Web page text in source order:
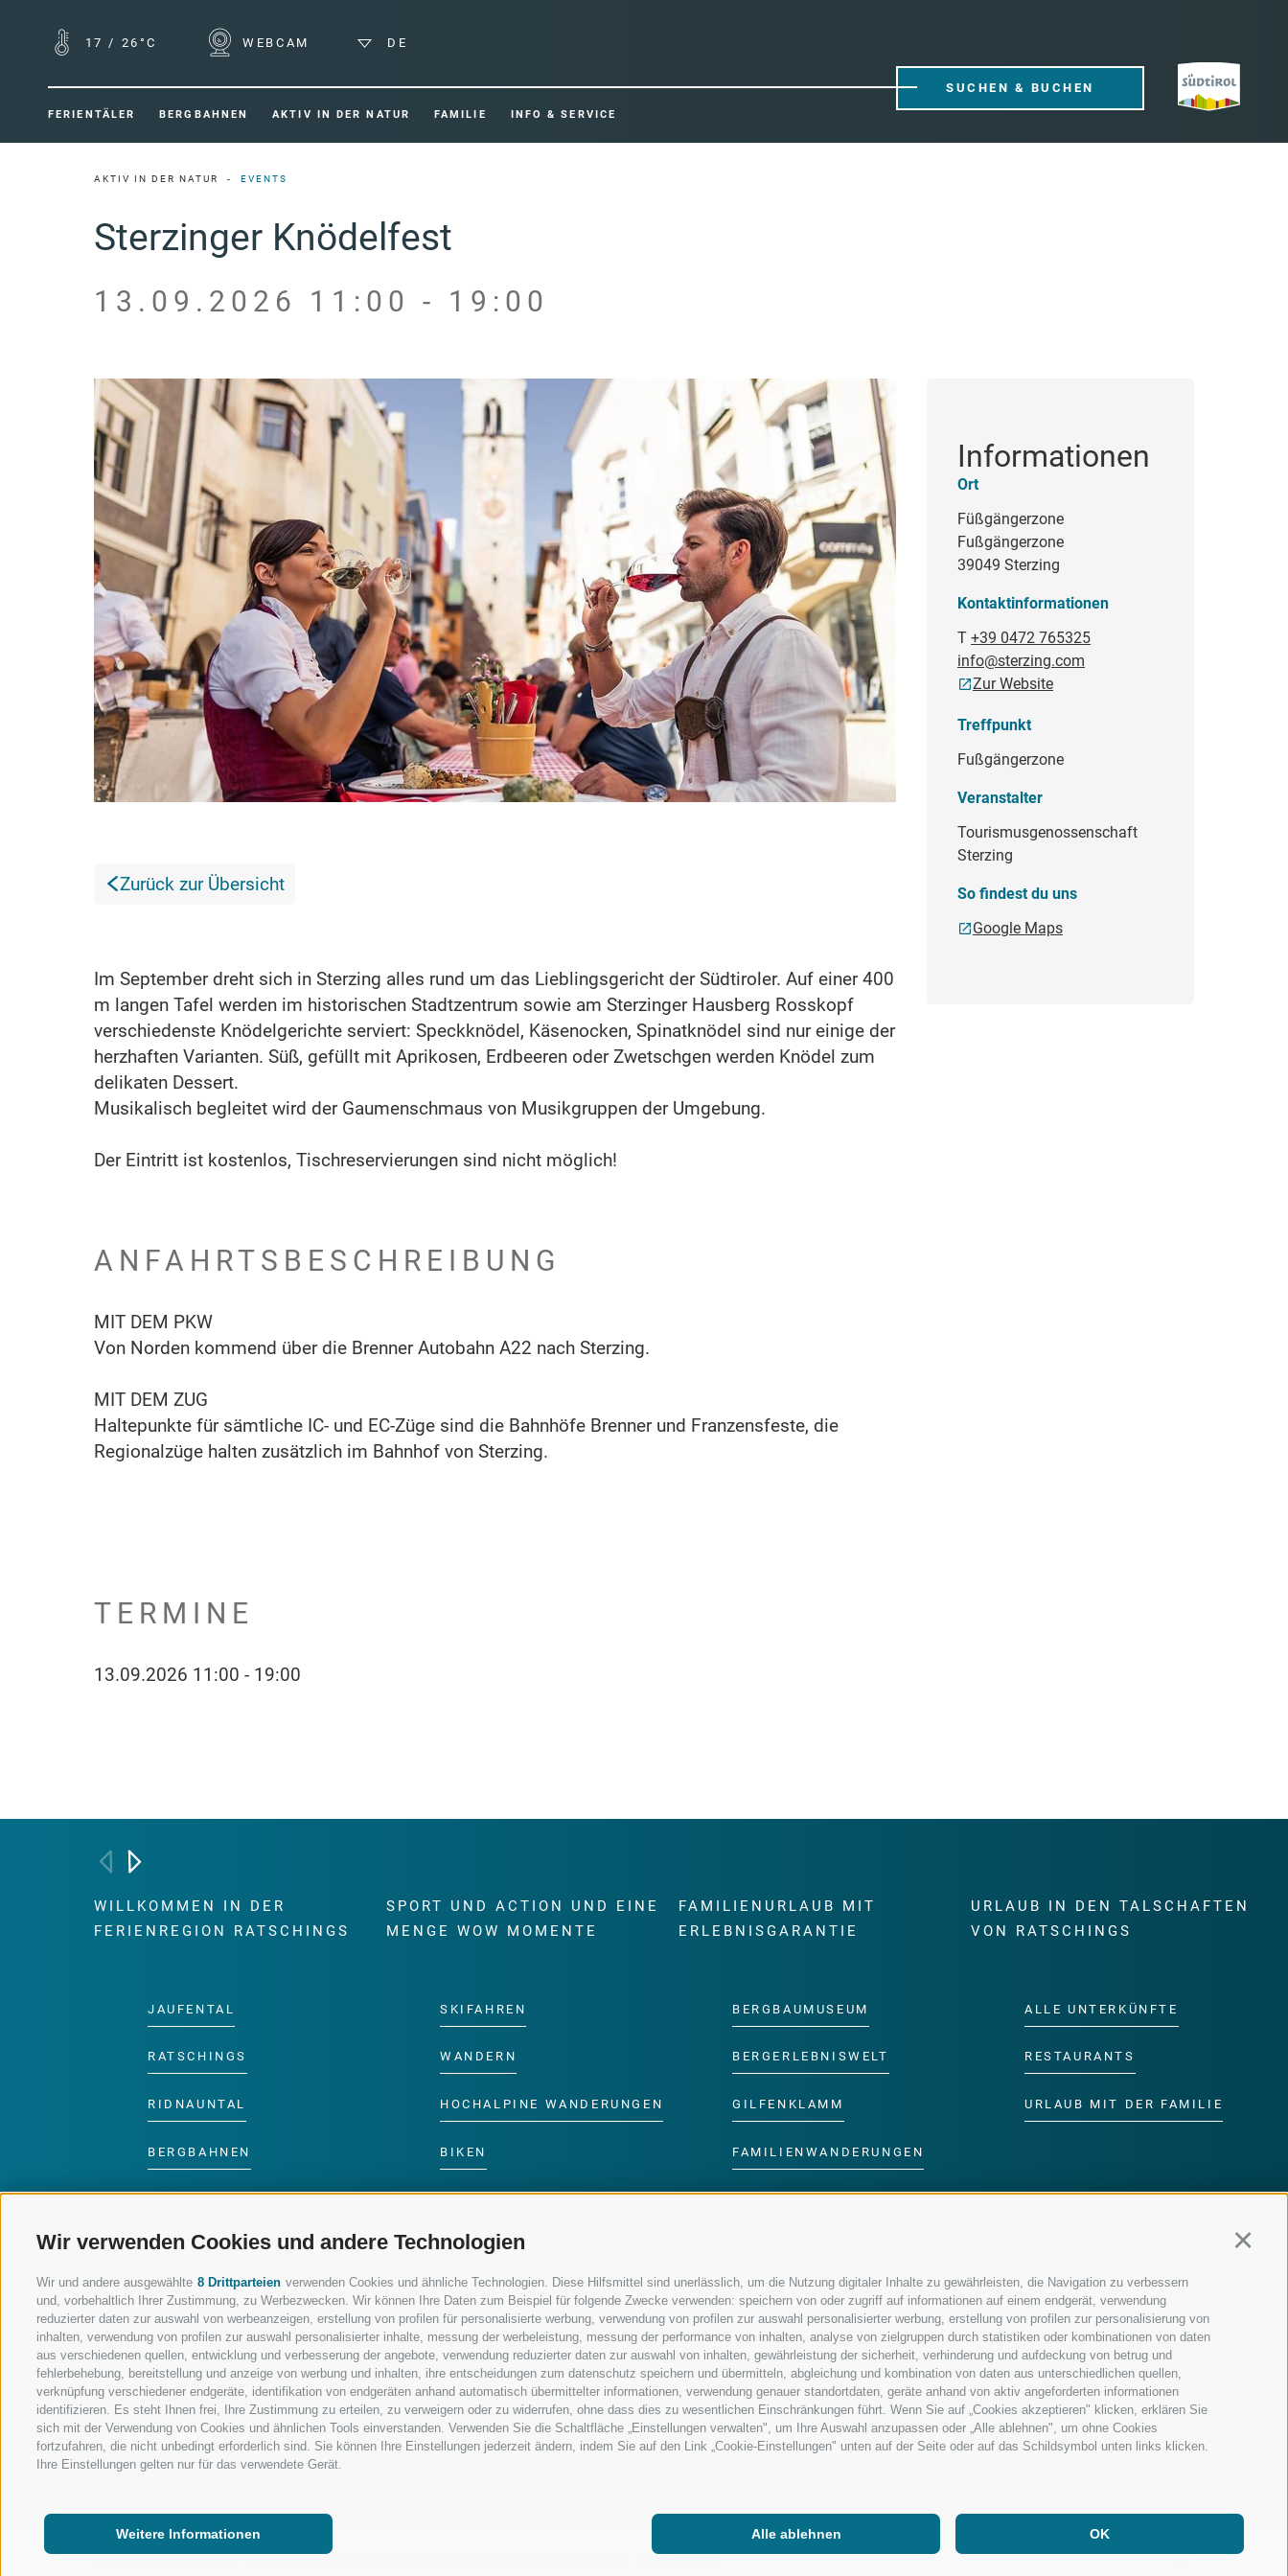
Wir verwenden Cookies und andere Technologien
Wir und andere ausgewählte 8 Drittparteien verwenden Cookies und ähnliche Technologien. Diese Hilfsmittel sind unerlässlich, um die Nutzung digitaler Inhalte zu gewährleisten, die Navigation zu verbessern
und, vorbehaltlich Ihrer Zustimmung, zu Werbezwecken. Wir können Ihre Daten zum Beispiel für folgende Zwecke verwenden: speichern von oder zugriff auf informationen auf einem endgerät, verwendung
reduzierter daten zur auswahl von werbeanzeigen, erstellung von profilen für personalisierte werbung, verwendung von profilen zur auswahl personalisierter werbung, erstellung von profilen zur personalisierung von
inhalten, verwendung von profilen zur auswahl personalisierter inhalte, messung der werbeleistung, messung der performance von inhalten, analyse von zielgruppen durch statistiken oder kombinationen von daten
aus verschiedenen quellen, entwicklung und verbesserung der angebote, verwendung reduzierter daten zur auswahl von inhalten, gewährleistung der sicherheit, verhinderung und aufdeckung von betrug und
fehlerbehebung, bereitstellung und anzeige von werbung und inhalten, ihre entscheidungen zum datenschutz speichern und übermitteln, abgleichung und kombination von daten aus unterschiedlichen quellen,
verknüpfung verschiedener endgeräte, identifikation von endgeräten anhand automatisch übermittelter informationen, verwendung genauer standortdaten, geräte anhand von aktiv angeforderten informationen
identifizieren. Es steht Ihnen frei, Ihre Zustimmung zu erteilen, zu verweigern oder zu widerrufen, ohne dass dies zu wesentlichen Einschränkungen führt. Wenn Sie auf „Cookies akzeptieren" klicken, erklären Sie
sich mit der Verwendung von Cookies und ähnlichen Tools einverstanden. Verwenden Sie die Schaltfläche „Einstellungen verwalten", um Ihre Auswahl anzupassen oder „Alle ablehnen", um ohne Cookies
fortzufahren, die nicht unbedingt erforderlich sind. Sie können Ihre Einstellungen jederzeit ändern, indem Sie auf den Link „Cookie-Einstellungen" unten auf der Seite oder auf das Schildsymbol unten links klicken.
Ihre Einstellungen gelten nur für das verwendete Gerät.
OK
Alle ablehnen
Weitere Informationen
17 / 26°C WEBCAM DE
FERIENTÄLER BERGBAHNEN AKTIV IN DER NATUR FAMILIE INFO & SERVICE
SUCHEN & BUCHEN
AKTIV IN DER NATUR EVENTS
Sterzinger Knödelfest
13.09.2026 11:00 - 19:00
Zurück zur Übersicht
Im September dreht sich in Sterzing alles rund um das Lieblingsgericht der Südtiroler. Auf einer 400
m langen Tafel werden im historischen Stadtzentrum sowie am Sterzinger Hausberg Rosskopf
verschiedenste Knödelgerichte serviert: Speckknödel, Käsenocken, Spinatknödel sind nur einige der
herzhaften Varianten. Süß, gefüllt mit Aprikosen, Erdbeeren oder Zwetschgen werden Knödel zum
delikaten Dessert.
Musikalisch begleitet wird der Gaumenschmaus von Musikgruppen der Umgebung.
Der Eintritt ist kostenlos, Tischreservierungen sind nicht möglich!
ANFAHRTSBESCHREIBUNG
MIT DEM PKW
Von Norden kommend über die Brenner Autobahn A22 nach Sterzing.
MIT DEM ZUG
Haltepunkte für sämtliche IC- und EC-Züge sind die Bahnhöfe Brenner und Franzensfeste, die
Regionalzüge halten zusätzlich im Bahnhof von Sterzing.
Informationen
Ort
Füßgängerzone
Fußgängerzone
39049 Sterzing
Kontaktinformationen
T +39 0472 765325
info@sterzing.com
Zur Website
Treffpunkt
Fußgängerzone
Veranstalter
Tourismusgenossenschaft
Sterzing
So findest du uns
Google Maps
TERMINE
13.09.2026 11:00 - 19:00
WILLKOMMEN IN DER
FERIENREGION RATSCHINGS
JAUFENTAL
RATSCHINGS
RIDNAUNTAL
BERGBAHNEN
LUISL'S SKISCHULE IN
SPORT UND ACTION UND EINE
MENGE WOW MOMENTE
SKIFAHREN
WANDERN
HOCHALPINE WANDERUNGEN
BIKEN
WASSER ERLEBEN
FAMILIENURLAUB MIT
ERLEBNISGARANTIE
BERGBAUMUSEUM
BERGERLEBNISWELT
GILFENKLAMM
FAMILIENWANDERUNGEN
URLAUB IN DEN TALSCHAFTEN
VON RATSCHINGS
ALLE UNTERKÜNFTE
RESTAURANTS
URLAUB MIT DER FAMILIE
FOLGE UNS AUF SOCIAL MEDIA